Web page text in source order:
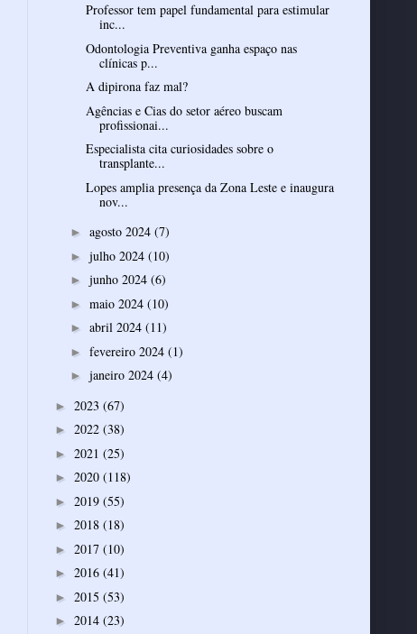
Professor tem papel fundamental para estimular
inc...
Odontologia Preventiva ganha espaço nas
clínicas p...
A dipirona faz mal?
Agências e Cias do setor aéreo buscam
profissionai...
Especialista cita curiosidades sobre o
transplante...
Lopes amplia presença da Zona Leste e inaugura
nov...
► agosto 2024 (7)
► julho 2024 (10)
► junho 2024 (6)
► maio 2024 (10)
► abril 2024 (11)
► fevereiro 2024 (1)
► janeiro 2024 (4)
► 2023 (67)
► 2022 (38)
► 2021 (25)
► 2020 (118)
► 2019 (55)
► 2018 (18)
► 2017 (10)
► 2016 (41)
► 2015 (53)
► 2014 (23)